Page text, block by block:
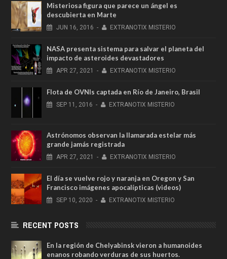
Misteriosa figura que parece un ángel es
descubierta en Marte
JUN 16, 2016 - EXTRANOTIX MISTERIO
NASA presenta sistema para salvar el planeta del
impacto de asteroides devastadores
APR 27, 2021 - EXTRANOTIX MISTERIO
Flota de OVNIs captada en Río de Janeiro, Brasil
SEP 11, 2016 - EXTRANOTIX MISTERIO
Astrónomos observan la llamarada estelar más
grande jamás registrada
APR 27, 2021 - EXTRANOTIX MISTERIO
El día se vuelve rojo y naranja en Oregon y San
Francisco imágenes apocalípticas (videos)
SEP 10, 2020 - EXTRANOTIX MISTERIO
RECENT POSTS
En la región de Chelyabinsk vieron a humanoides
enanos robando verduras de sus huertos.